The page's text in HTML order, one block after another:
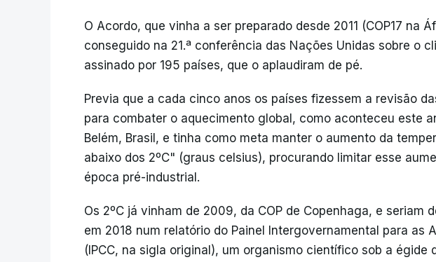
O Acordo, que vinha a ser preparado desde 2011 (COP17 na
conseguido na 21.ª conferência das Nações Unidas sobre o
assinado por 195 países, que o aplaudiram de pé.
Previa que a cada cinco anos os países fizessem a revisão
para combater o aquecimento global, como aconteceu este
Belém, Brasil, e tinha como meta manter o aumento da
abaixo dos 2ºC" (graus celsius), procurando limitar esse
época pré-industrial.
Os 2ºC já vinham de 2009, da COP de Copenhaga, e seriam
em 2018 num relatório do Painel Intergovernamental para as
(IPCC, na sigla original), um organismo científico sob a égide